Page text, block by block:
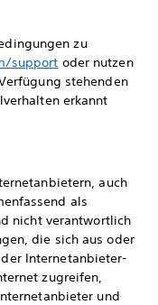
zu
support oder nutzen
stehenden
erkannt
auch
als
nicht verantwortlich
die sich aus oder
Internetanbieter-
zugreifen,
und